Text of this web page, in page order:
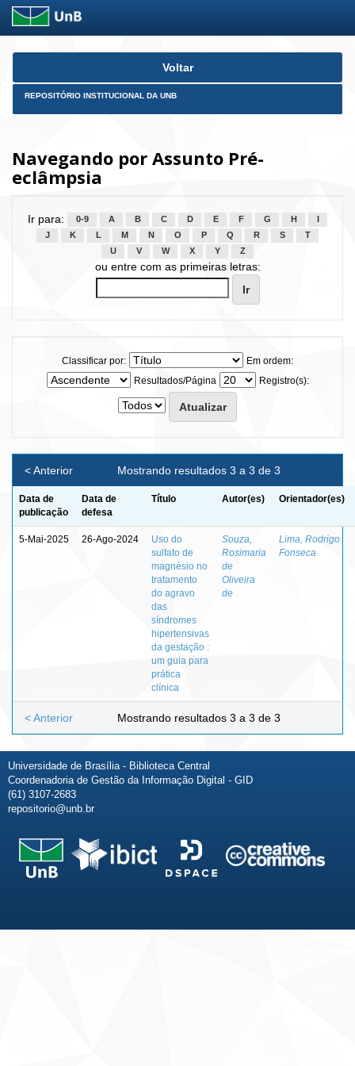
Skip
Voltar
REPOSITÓRIO INSTITUCIONAL DA UNB
Navegando por Assunto Pré-
eclâmpsia
Ir para: 0-9 A B C D E F G H
J
K L M N O P Q R S
T
U
V W X Y Z
ou entre com as primeiras letras:
Classificar por:
Em ordem:
Resultados/Página
Registro(s):
Mostrando resultados 3 a 3 de 3
< Anterior
Data de
publicação
Data de
defesa
Título Autor(es) Orientador(es)
5-Mai-2025 26-Ago-2024
Uso do
sulfato de
magnésio no
tratamento
do agravo
das
síndromes
hipertensivas
da gestação :
um guia para
prática
clínica
Souza,
Rosimaria
de
Oliveira
de
Lima, Rodrigo
Fonseca
Mostrando resultados 3 a 3 de 3
< Anterior
Universidade de Brasília - Biblioteca Central
Coordenadoria de Gestão da Informação Digital - GID
(61) 3107-2683
repositorio@unb.br